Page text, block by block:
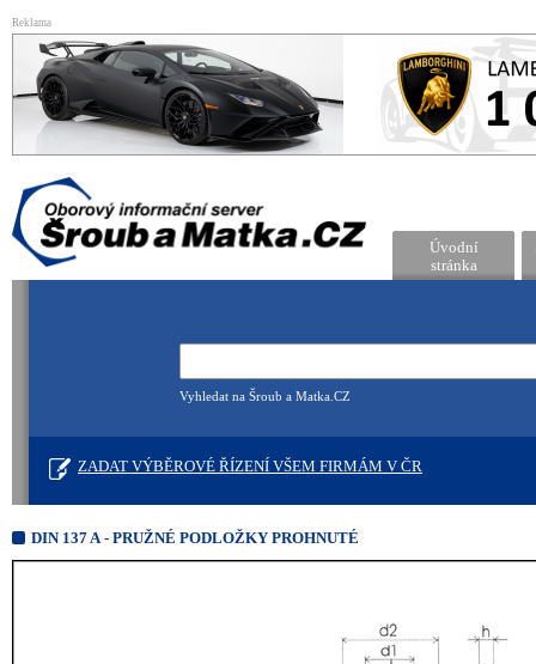
Reklama
Úvodní
stránka
Vyhledat na Šroub a Matka.CZ
ZADAT VÝBĚROVÉ ŘÍZENÍ VŠEM FIRMÁM V ČR
DIN 137 A - PRUŽNÉ PODLOŽKY PROHNUTÉ